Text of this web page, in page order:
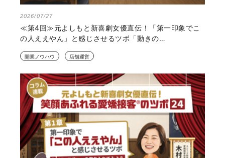
2026/07/27
≪第4回≫元よしもと新喜劇女優直伝！「第一印象でこ
の人ええやん」と感じさせるツボ「動きの…
開業ノウハウ 店舗運営